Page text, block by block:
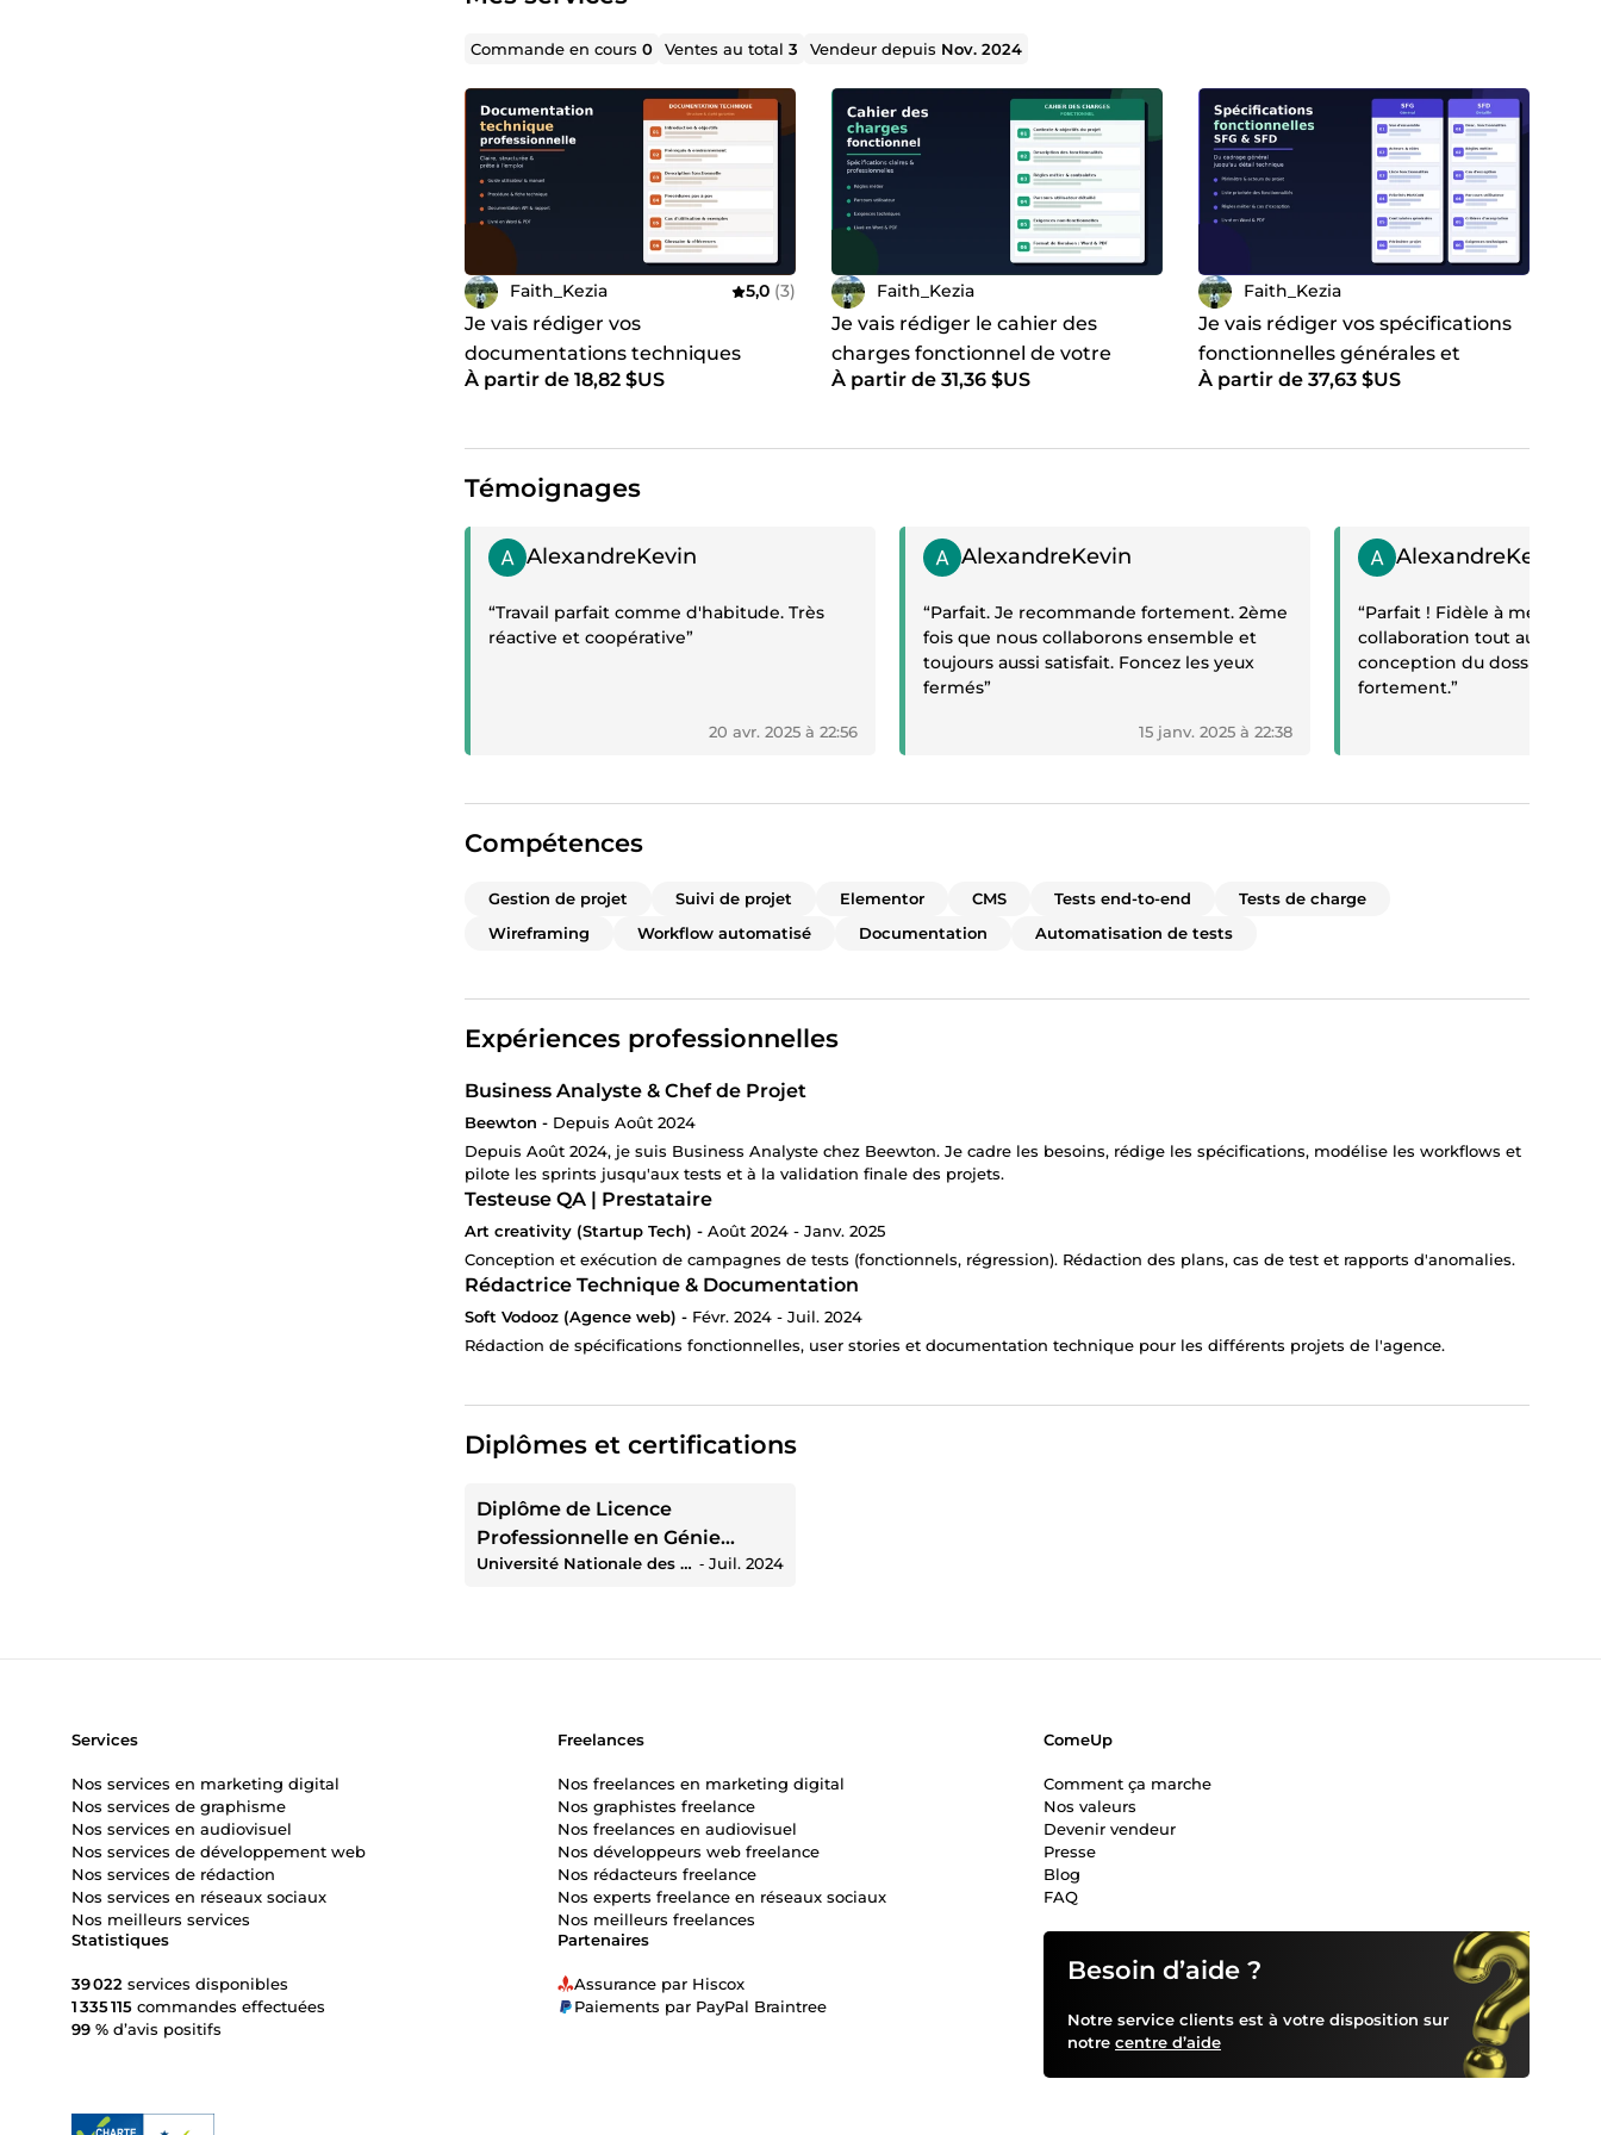
Commande en cours0 Ventes au total3 Vendeur depuis Nov. 2024
Faith_Kezia 5,0 (3)
Je vais rédiger vos
documentations techniques
complètes et bien structurées
À partir de 18,82 $US
Faith_Kezia
Je vais rédiger le cahier des
charges fonctionnel de votre
projet
À partir de 31,36 $US
Faith_Kezia
Je vais rédiger vos spécifications
fonctionnelles générales et
détaillées
À partir de 37,63 $US
Témoignages
Témoignage positif
AlexandreKevin
“Travail parfait comme d'habitude. Très
réactive et coopérative”
20 avr. 2025 à 22:56
Témoignage positif
AlexandreKevin
“Parfait. Je recommande fortement. 2ème
fois que nous collaborons ensemble et
toujours aussi satisfait. Foncez les yeux
fermés”
15 janv. 2025 à 22:38
Témoignage positif
AlexandreKevin
“Parfait ! Fidèle à mes
collaboration tout au long
conception du dossier. Je
fortement.”
Compétences
Gestion de projet Suivi de projet Elementor CMS Tests end-to-end
Tests de charge
Wireframing
Workflow automatisé Documentation Automatisation de tests
Expériences professionnelles
Business Analyste & Chef de Projet
Beewton - Depuis Août 2024
Depuis Août 2024, je suis Business Analyste chez Beewton. Je cadre les besoins, rédige les spécifications, modélise les workflows et
pilote les sprints jusqu'aux tests et à la validation finale des projets.
Testeuse QA | Prestataire
Art creativity (Startup Tech) - Août 2024 - Janv. 2025
Conception et exécution de campagnes de tests (fonctionnels, régression). Rédaction des plans, cas de test et rapports d'anomalies.
Rédactrice Technique & Documentation
Soft Vodooz (Agence web) - Févr. 2024 - Juil. 2024
Rédaction de spécifications fonctionnelles, user stories et documentation technique pour les différents projets de l'agence.
Diplômes et certifications
Diplôme de Licence
Professionnelle en Génie
Électrique et Informatique
Université Nationale des Sciences, Technologies, Ingénierie et Mathématiques ‐ Juil. 2024
Besoin d’aide ?
Notre service clients est à votre disposition sur
notre centre d’aide
Partenaires
Assurance par Hiscox
Paiements par PayPal Braintree
Statistiques
39 022 services disponibles
1 335 115 commandes effectuées
99 % d’avis positifs
Services
Nos services en marketing digital
Nos services de graphisme
Nos services en audiovisuel
Nos services de développement web
Nos services de rédaction
Nos services en réseaux sociaux
Nos meilleurs services
Freelances
Nos freelances en marketing digital
Nos graphistes freelance
Nos freelances en audiovisuel
Nos développeurs web freelance
Nos rédacteurs freelance
Nos experts freelance en réseaux sociaux
Nos meilleurs freelances
ComeUp
Comment ça marche
Nos valeurs
Devenir vendeur
Presse
Blog
FAQ